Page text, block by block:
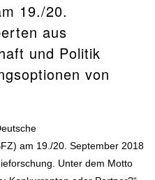
19./20.
aus
und Politik
von
am 19./20. September 2018
Unter dem Motto